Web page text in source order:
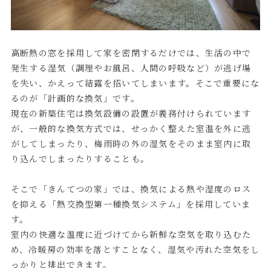
高断熱の窓を採用して家を密閉するだけでは、生活の中で
発生する湿気（調理やお風呂、人間の呼吸など）が逃げ場
を失い、かえって結露を招いてしまいます。そこで重要にな
るのが「計画的な換気」です。
現在の新築住宅は換気設備の設置が義務付けられています
が、一般的な換気方式では、せっかく整えた室温を外に逃
がしてしまったり、梅雨時の外の湿気をそのまま室内に取
り込んでしまったりすることも。
そこで「きんてつの家」では、換気による熱や湿度のロス
を抑える「熱交換型第一種換気システム」を採用していま
す。
室内の快適な温度に近づけてから新鮮な空気を取り込むた
め、冷暖房の効率を落とすことなく、湿気や汚れた空気をし
っかりと排出できます。